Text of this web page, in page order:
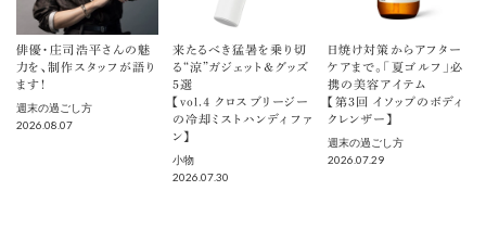
俳優・庄司浩平さんの魅
力を、制作スタッフが語り
ます！
週末の過ごし方
2026.08.07
来たるべき猛暑を乗り切
る“涼”ガジェット＆グッズ
5選
【vol.４ クロスブリージー
の冷却ミストハンディファ
ン】
小物
2026.07.30
日焼け対策からアフター
ケアまで。「夏ゴルフ」必
携の美容アイテム
【第3回 イソップのボディ
クレンザー】
週末の過ごし方
2026.07.29